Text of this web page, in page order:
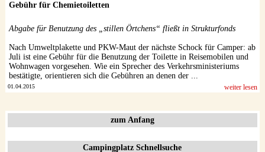
Gebühr für Chemietoiletten
Abgabe für Benutzung des „stillen Örtchens“ fließt in Strukturfonds
Nach Umweltplakette und PKW-Maut der nächste Schock für Camper: ab
Juli ist eine Gebühr für die Benutzung der Toilette in Reisemobilen und
Wohnwagen vorgesehen. Wie ein Sprecher des Verkehrsministeriums
bestätigte, orientieren sich die Gebühren an denen der ...
01.04.2015 weiter lesen
zum Anfang
Campingplatz Schnellsuche